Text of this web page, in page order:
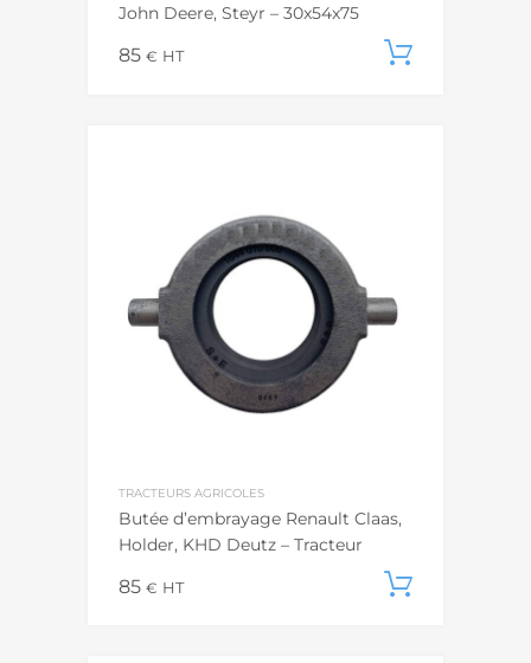
John Deere, Steyr – 30x54x75
85 € HT
TRACTEURS AGRICOLES
Butée d’embrayage Renault Claas,
Holder, KHD Deutz – Tracteur
85 € HT